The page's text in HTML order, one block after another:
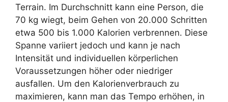
Terrain. Im Durchschnitt kann eine Person, die
70 kg wiegt, beim Gehen von 20.000 Schritten
etwa 500 bis 1.000 Kalorien verbrennen. Diese
Spanne variiert jedoch und kann je nach
Intensität und individuellen körperlichen
Voraussetzungen höher oder niedriger
ausfallen. Um den Kalorienverbrauch zu
maximieren, kann man das Tempo erhöhen, in